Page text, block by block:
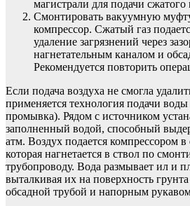
магистрали для подачи сжатого
Смонтировать вакуумную
компрессор. Сжатый газ
удаление загрязнений через
нагнетательным каналом и
Рекомендуется повторить
Если подача воздуха не смогла
применяется технология подачи
промывка). Рядом с источником
заполненный водой, способный
атм. Воздух подается компрессором
которая нагнетается в ствол по
трубопроводу. Вода размывает ил и
выталкивая их на поверхность
обсадной трубой и напорным